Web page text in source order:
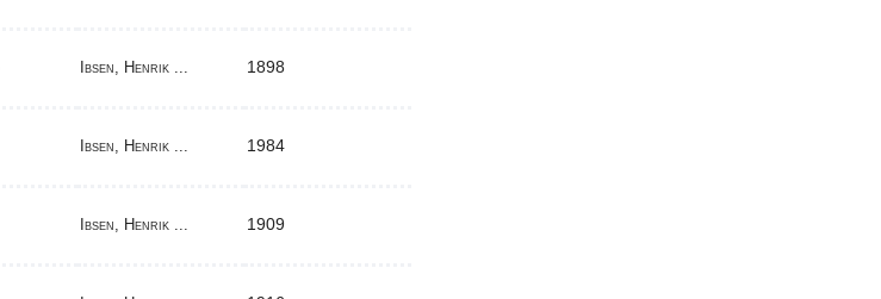
Ibsen, Henrik ... 1898
Ibsen, Henrik ... 1984
Ibsen, Henrik ... 1909